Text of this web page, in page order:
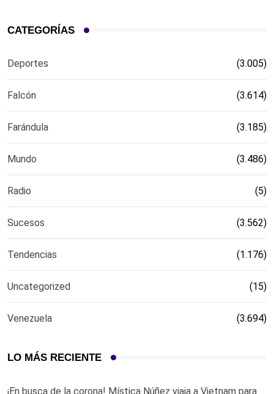
CATEGORÍAS
Deportes (3.005)
Falcón (3.614)
Farándula (3.185)
Mundo (3.486)
Radio (5)
Sucesos (3.562)
Tendencias (1.176)
Uncategorized (15)
Venezuela (3.694)
LO MÁS RECIENTE
¡En busca de la corona! Mística Núñez viaja a Vietnam para